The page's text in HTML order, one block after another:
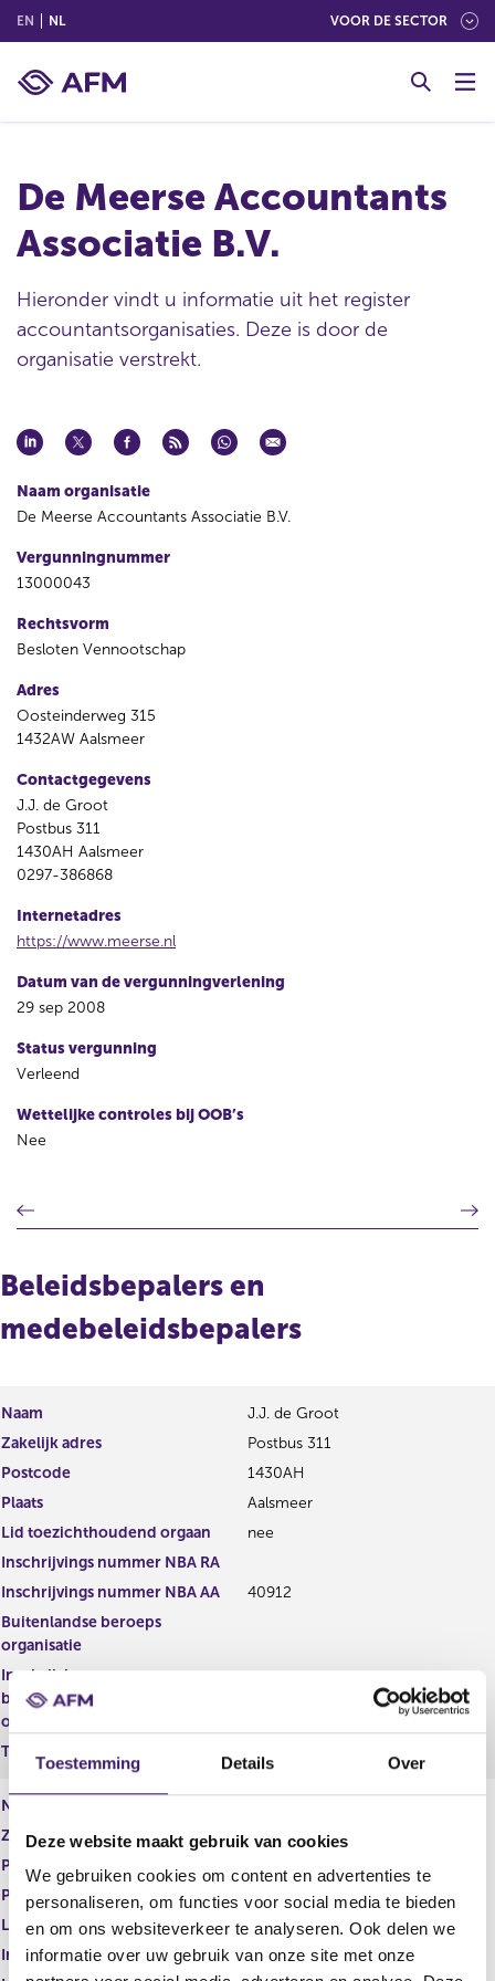
Toestemming Details Over
Deze website maakt gebruik van cookies
We gebruiken cookies om content en advertenties te
personaliseren, om functies voor social media te bieden
en om ons websiteverkeer te analyseren. Ook delen we
informatie over uw gebruik van onze site met onze
EN (ENGLISH)
NL(NEDERLANDS (NEDERLAND)) VOOR DE SECTOR
De Meerse Accountants
Associatie B.V.
Hieronder vindt u informatie uit het register
accountantsorganisaties. Deze is door de
organisatie verstrekt.
Naam organisatie
De Meerse Accountants Associatie B.V.
Vergunningnummer
13000043
Rechtsvorm
Besloten Vennootschap
Adres
Oosteinderweg 315
1432AW Aalsmeer
Contactgegevens
J.J. de Groot
Postbus 311
1430AH Aalsmeer
0297-386868
Internetadres
https://www.meerse.nl
Datum van de vergunningverlening
29 sep 2008
Status vergunning
Verleend
Wettelijke controles bij OOB’s
Nee
o
g
e
r
t
e
r
e
s
u
t
a
a
t
V
o
a
a
t
Beleidsbepalers en
medebeleidsbepalers
Naam
J.J. de Groot
Zakelijk adres
Postbus 311
Postcode
1430AH
Plaats
Aalsmeer
Lid toezichthoudend orgaan
nee
Inschrijvings nummer NBA RA
Inschrijvings nummer NBA AA
40912
Buitenlandse beroeps
organisatie
Inschrijvings nummer
buitenlandse beroeps
organisatie
Tucht- rechtelijke maatregel
Naam
Zakelijk adres
Postbus 311
Postcode
Plaats
Aalsmeer
Lid toezichthoudend orgaan
nee
Inschrijvings nummer NBA RA